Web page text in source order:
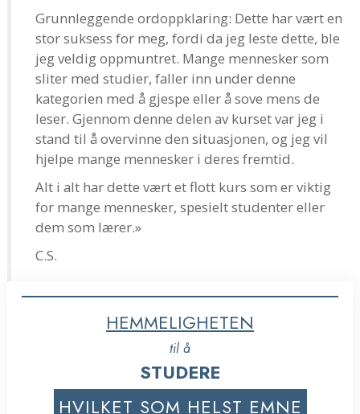
Grunnleggende ordoppklaring: Dette har vært en
stor suksess for meg, fordi da jeg leste dette, ble
jeg veldig oppmuntret. Mange mennesker som
sliter med studier, faller inn under denne
kategorien med å gjespe eller å sove mens de
leser. Gjennom denne delen av kurset var jeg i
stand til å overvinne den situasjonen, og jeg vil
hjelpe mange mennesker i deres fremtid.
Alt i alt har dette vært et flott kurs som er viktig
for mange mennesker, spesielt studenter eller
dem som lærer.»
C.S.
HEMMELIGHETEN
til å
STUDERE
HVILKET SOM HELST EMNE